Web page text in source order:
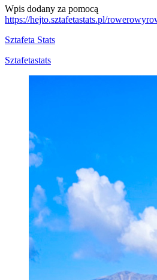
Wpis dodany za pomocą
https://hejto.sztafetastats.pl/
Sztafeta Stats
Sztafetastats